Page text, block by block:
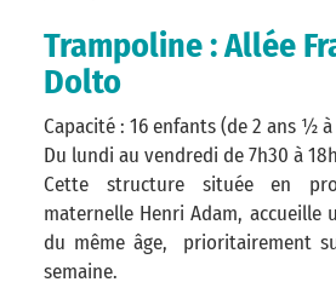
Trampoline : Allée
Dolto
Capacité : 16 enfants (de 2 ans ½
Du lundi au vendredi de 7h30 à
Cette structure située en
maternelle Henri Adam, accueille
du même âge, prioritairement
semaine.